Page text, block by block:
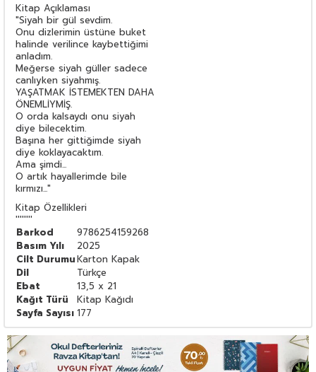
Kitap Açıklaması
"Siyah bir gül sevdim.
Onu dizlerimin üstüne buket
halinde verilince kaybettiğimi
anladım.
Meğerse siyah güller sadece
canlıyken siyahmış.
YAŞATMAK İSTEMEKTEN DAHA
ÖNEMLİYMİŞ.
O orda kalsaydı onu siyah
diye bilecektim.
Başına her gittiğimde siyah
diye koklayacaktım.
Ama şimdi...
O artık hayallerimde bile
kırmızı..."
Kitap Özellikleri
''''''''
Barkod
9786254159268
Basım Yılı
2025
Cilt DurumuKarton Kapak
Dil
Türkçe
Ebat
13,5 x 21
Kağıt Türü
Kitap Kağıdı
Sayfa Sayısı 177